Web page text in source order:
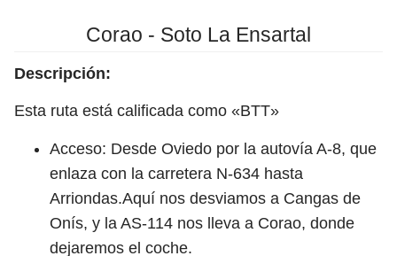
Corao - Soto La Ensartal
Descripción:
Esta ruta está calificada como «BTT»
Acceso: Desde Oviedo por la autovía A-8, que
enlaza con la carretera N-634 hasta
Arriondas.Aquí nos desviamos a Cangas de
Onís, y la AS-114 nos lleva a Corao, donde
dejaremos el coche.